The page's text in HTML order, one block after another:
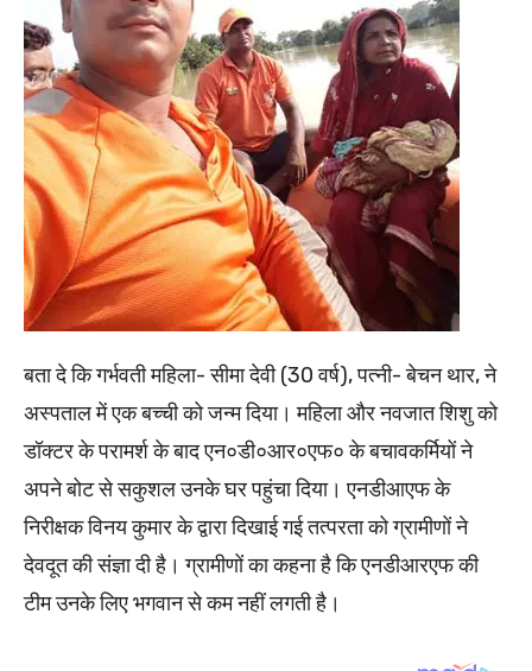
बता दे कि गर्भवती महिला- सीमा देवी (30 वर्ष), पत्नी- बेचन थार, ने
अस्पताल में एक बच्ची को जन्म दिया। महिला और नवजात शिशु को
डॉक्टर के परामर्श के बाद एन०डी०आर०एफ० के बचावकर्मियों ने
अपने बोट से सकुशल उनके घर पहुंचा दिया। एनडीआएफ के
निरीक्षक विनय कुमार के द्वारा दिखाई गई तत्परता को ग्रामीणों ने
देवदूत की संज्ञा दी है। ग्रामीणों का कहना है कि एनडीआरएफ की
टीम उनके लिए भगवान से कम नहीं लगती है।